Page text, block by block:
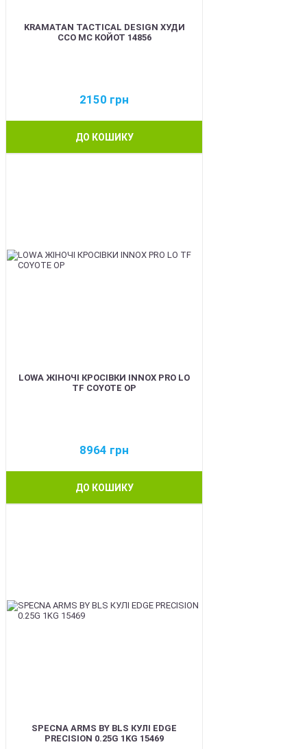
KRAMATAN TACTICAL DESIGN ХУДИ
ССО МС КОЙОТ 14856
2150 грн
ДО КОШИКУ
LOWA ЖІНОЧІ КРОСІВКИ INNOX PRO LO
TF COYOTE OP
8964 грн
ДО КОШИКУ
SPECNA ARMS BY BLS КУЛІ EDGE
PRECISION 0.25G 1KG 15469